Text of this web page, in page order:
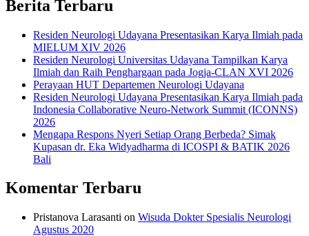
Berita Terbaru
Residen Neurologi Udayana Presentasikan Karya Ilmiah pada
MIELUM XIV 2026
Residen Neurologi Universitas Udayana Tampilkan Karya
Ilmiah dan Raih Penghargaan pada Jogja-CLAN XVI 2026
Perayaan HUT Departemen Neurologi Udayana
Residen Neurologi Udayana Presentasikan Karya Ilmiah pada
Indonesia Collaborative Neuro-Network Summit (ICONNS)
2026
Mengapa Respons Nyeri Setiap Orang Berbeda? Simak
Kupasan dr. Eka Widyadharma di ICOSPI & BATIK 2026
Bali
Komentar Terbaru
Pristanova Larasanti on Wisuda Dokter Spesialis Neurologi
Agustus 2020